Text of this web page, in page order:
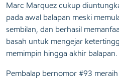
Marc Marquez cukup
pada awal balapan meski
sembilan, dan berhasil
basah untuk mengejar
memimpin hingga akhir balapan.
Pembalap bernomor #93